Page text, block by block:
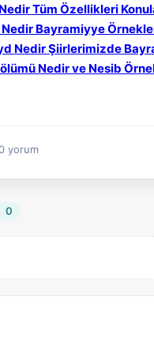
Tüm Özellikleri
Bayramiyye
Nedir Şiirlerimizde
Nedir ve Nesib
yorum
0